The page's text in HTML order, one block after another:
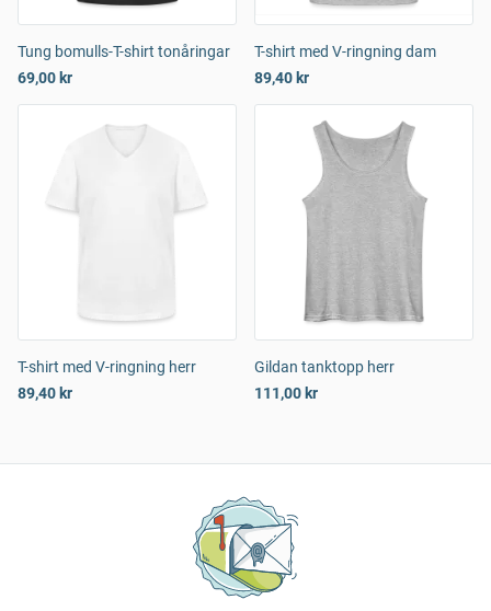
Tung bomulls-T-shirt tonåringar
69,00 kr
T-shirt med V-ringning dam
89,40 kr
T-shirt med V-ringning herr
89,40 kr
Gildan tanktopp herr
111,00 kr